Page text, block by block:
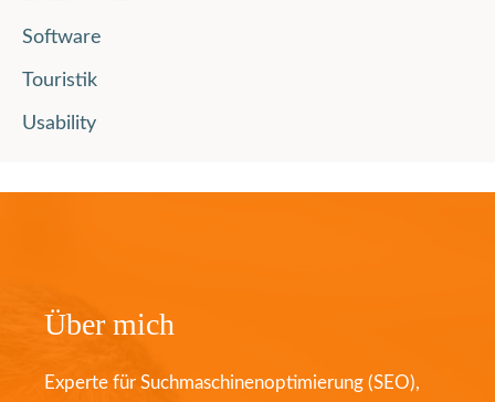
Software
Touristik
Usability
Über mich
Experte für Suchmaschinenoptimierung (SEO),